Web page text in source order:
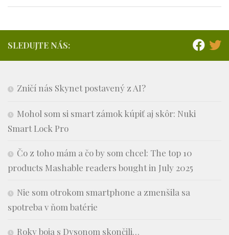
SLEDUJTE NÁS:
Zničí nás Skynet postavený z AI?
Mohol som si smart zámok kúpiť aj skôr: Nuki
Smart Lock Pro
Čo z toho mám a čo by som chcel: The top 10
products Mashable readers bought in July 2025
Nie som otrokom smartphone a zmenšila sa
spotreba v ňom batérie
Roky boja s Dysonom skončili…